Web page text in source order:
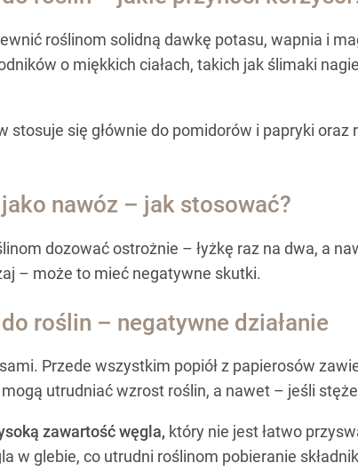
roślinom solidną dawkę potasu, wapnia i
o miękkich ciałach, takich jak ślimaki
stosuje się głównie do pomidorów i papryki
nawóz – jak stosować?
dozować ostrożnie – łyżkę raz na dwa, a
– może to mieć negatywne skutki.
roślin – negatywne działanie
Przede wszystkim popiół z papierosów
utrudniać wzrost roślin, a nawet – jeśli
zawartość węgla, który nie jest łatwo
w glebie, co utrudni roślinom pobieranie